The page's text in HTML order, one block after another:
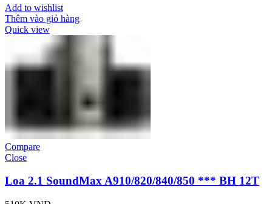
Add to wishlist
Thêm vào giỏ hàng
Quick view
Compare
Close
Loa 2.1 SoundMax A910/820/840/850 *** BH 12T